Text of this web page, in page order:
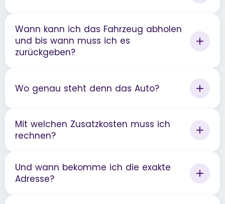
Wann kann ich das Fahrzeug abholen
und bis wann muss ich es
zurückgeben?
Wo genau steht denn das Auto?
Mit welchen Zusatzkosten muss ich
rechnen?
Und wann bekomme ich die exakte
Adresse?